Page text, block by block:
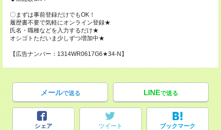
〇まずは事前登録だけでもOK！
履歴書不要で気軽にオンライン登録★
氏名・職種などを入力するだけ★
オシゴトただいま少しずつ増加中★
【広告ナンバー：1314WR0617G6★34-N】
メールで送る LINEで送る
シェア ツイート ブックマーク